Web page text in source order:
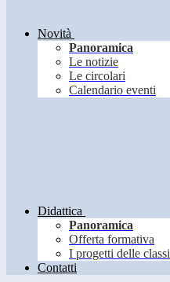
Novità
Panoramica
Le notizie
Le circolari
Calendario eventi
Didattica
Panoramica
Offerta formativa
I progetti delle classi
Contatti